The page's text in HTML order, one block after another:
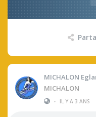
MICHALON
MICHALON
•
IL Y A 3 ANS